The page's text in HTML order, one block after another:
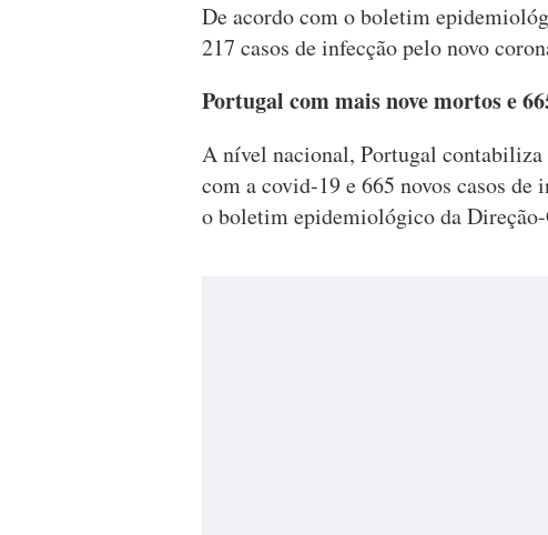
De acordo com o boletim
217 casos de infecção pelo novo
Portugal com mais nove mortos e
A nível nacional, Portugal
com a covid-19 e 665 novos casos
o boletim epidemiológico da